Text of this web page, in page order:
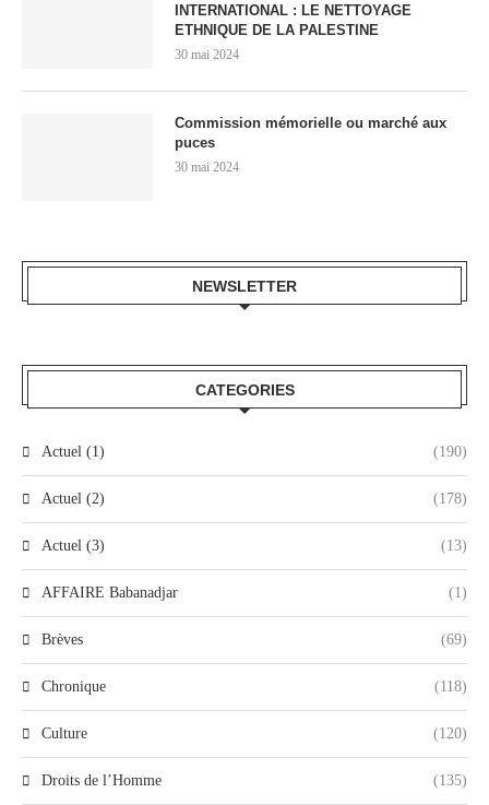
INTERNATIONAL : LE NETTOYAGE
ETHNIQUE DE LA PALESTINE
30 mai 2024
Commission mémorielle ou marché aux
puces
30 mai 2024
NEWSLETTER
CATEGORIES
Actuel (1) (190)
Actuel (2) (178)
Actuel (3) (13)
AFFAIRE Babanadjar (1)
Brèves (69)
Chronique (118)
Culture (120)
Droits de l’Homme (135)